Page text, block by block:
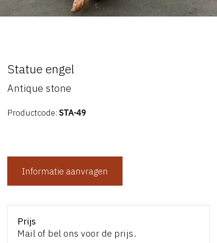
Statue engel
Antique stone
Productcode: STA-49
Informatie aanvragen
Prijs
Mail of bel ons voor de prijs.